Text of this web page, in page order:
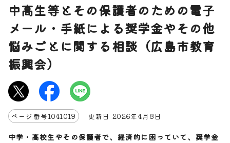
中高生等とその保護者のための電子
メール・手紙による奨学金やその他
悩みごとに関する相談（広島市教育
振興会）
ページ番号1041019 更新日 2026年4月8日
中学・高校生やその保護者で、経済的に困っていて、奨学金